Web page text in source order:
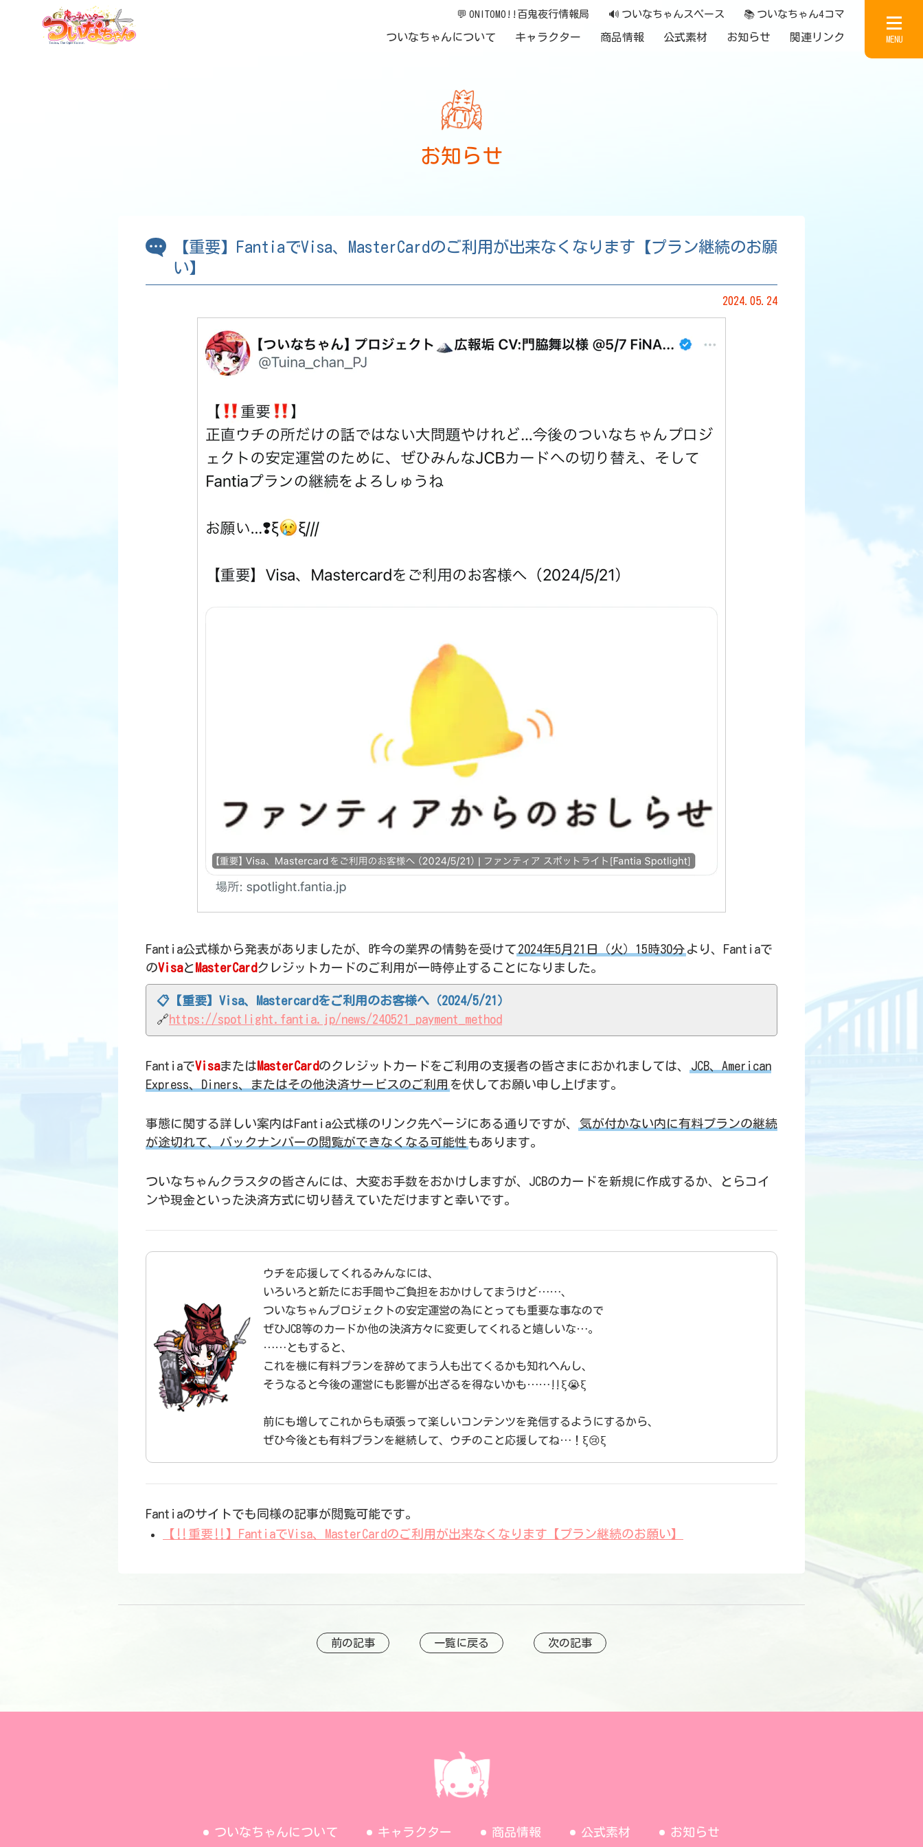
💬 ONITOMO!!百鬼夜行情報局 🔊 ついなちゃんスペース 📚 ついなちゃん4コマ
ついなちゃんについて キャラクター 商品情報 公式素材 お知らせ 関連リンク MENU
お知らせ
【重要】FantiaでVisa、MasterCardのご利用が出来なくなります【プラン継続のお願
い】
2024.05.24
Fantia公式様から発表がありましたが、昨今の業界の情勢を受けて 2024年5月21日（火）15時30分 より、Fantiaで
のVisaとMasterCardクレジットカードのご利用が一時停止することになりました。
📋【重要】Visa、Mastercardをご利用のお客様へ（2024/5/21）
🔗https://spotlight.fantia.jp/news/240521_payment_method
FantiaでVisaまたはMasterCardのクレジットカードをご利用の支援者の皆さまにおかれましては、
JCB、American
Express、Diners、またはその他決済サービスのご利用 を伏してお願い申し上げます。
事態に関する詳しい案内はFantia公式様のリンク先ページにある通りですが、
気が付かない内に有料プランの継続
が途切れて、バックナンバーの閲覧ができなくなる可能性 もあります。
ついなちゃんクラスタの皆さんには、大変お手数をおかけしますが、JCBのカードを新規に作成するか、とらコイ
ンや現金といった決済方式に切り替えていただけますと幸いです。
ウチを応援してくれるみんなには、
いろいろと新たにお手間やご負担をおかけしてまうけど……、
ついなちゃんプロジェクトの安定運営の為にとっても重要な事なので
ぜひJCB等のカードか他の決済方々に変更してくれると嬉しいな…。
……ともすると、
これを機に有料プランを辞めてまう人も出てくるかも知れへんし、
そうなると今後の運営にも影響が出ざるを得ないかも……‼️ξ😭ξ
前にも増してこれからも頑張って楽しいコンテンツを発信するようにするから、
ぜひ今後とも有料プランを継続して、ウチのこと応援してね…！ξ😢ξ
Fantiaのサイトでも同様の記事が閲覧可能です。
【‼️重要‼️】FantiaでVisa、MasterCardのご利用が出来なくなります【プラン継続のお願い】
前の記事 次の記事
一覧に戻る
ついなちゃんについて キャラクター 商品情報 公式素材 お知らせ